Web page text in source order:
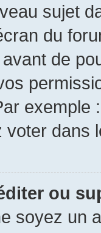
sujet
du
avant de
exemple
dans
ou
soyez un